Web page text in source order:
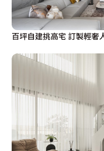
百坪自建挑高宅 訂製輕